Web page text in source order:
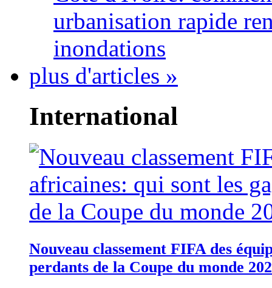
urbanisation rapide
inondations
plus d'articles »
International
Nouveau classement FIFA des
perdants de la Coupe du monde